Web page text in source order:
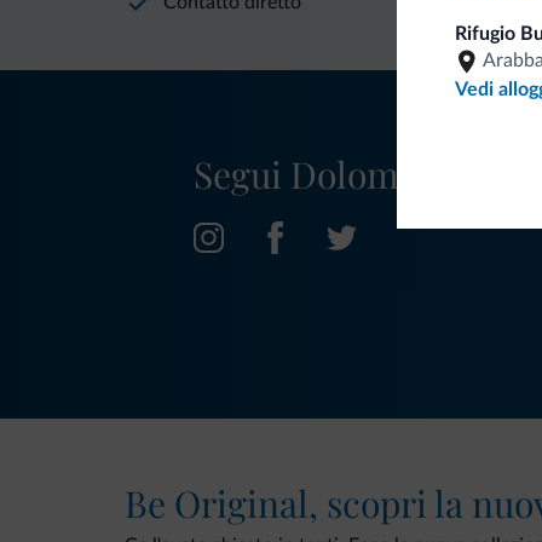
Rifugio
Arabba
Vedi
Segui Dolomiti.it
Be Original, scopri la